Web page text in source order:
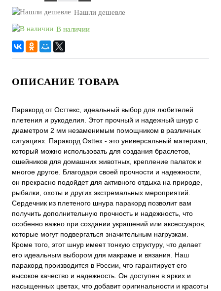
Нашли дешевле
В наличии
ОПИСАНИЕ ТОВАРА
Паракорд от Осттекс, идеальный выбор для любителей
плетения и рукоделия. Этот прочный и надежный шнур с
диаметром 2 мм незаменимым помощником в различных
ситуациях. Паракорд Osttex - это универсальный материал,
который можно использовать для создания браслетов,
ошейников для домашних животных, крепление палаток и
многое другое. Благодаря своей прочности и надежности,
он прекрасно подойдет для активного отдыха на природе,
рыбалки, охоты и других экстремальных мероприятий.
Сердечник из плетеного шнура паракорд позволит вам
получить дополнительную прочность и надежность, что
особенно важно при создании украшений или аксессуаров,
которые могут подвергаться значительным нагрузкам.
Кроме того, этот шнур имеет тонкую структуру, что делает
его идеальным выбором для макраме и вязания. Наш
паракорд производится в России, что гарантирует его
высокое качество и надежность. Он доступен в ярких и
насыщенных цветах, что добавит оригинальности и красоты